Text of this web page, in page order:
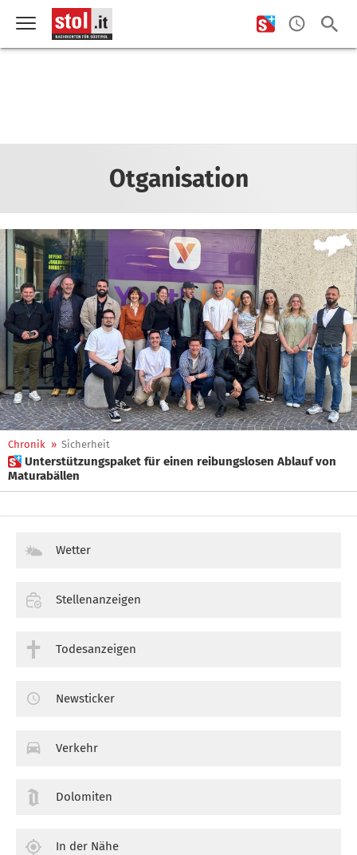
Otganisation
Chronik » Sicherheit
 Unterstützungspaket für einen reibungslosen Ablauf von
Maturabällen
Wetter
Stellenanzeigen
Todesanzeigen
Newsticker
Verkehr
Dolomiten
In der Nähe